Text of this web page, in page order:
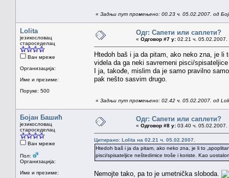
« Задњи пут промењено: 00.23 ч. 05.02.2007. од
Lolita
језикословац
староседелац
Ван мреже
Организација:
Име и презиме:
Поруке: 500
Одг: Сапети или саплети?
« Одговор #7 у: 02.21 ч. 05.02.2007.
Htedoh baš i ja da pitam, ako neko zna, je li
videla da ga neki savremeni pisci/
I ja, takođe, mislim da je samo pravilno samo
pak nešto sasvim drugo.
« Задњи пут промењено: 02.42 ч. 05.02.2007. од
Бојан Башић
језикословац
староседелац
Ван мреже
Пол:
Организација:
Име и презиме:
Одг: Сапети или саплети?
« Одговор #8 у: 03.40 ч. 05.02.2007.
Цитирано: Lolita на 02.21 ч. 05.02.2007.
Htedoh baš i ja da pitam, ako neko zna, je li to
pisci/spisateljice neštedimice troše i koriste. Kao
Nemojte tako, pa to je umetnička sloboda.